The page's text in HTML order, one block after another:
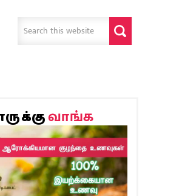
வாங்க